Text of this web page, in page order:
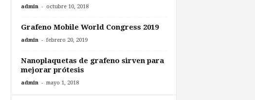
admin - octubre 10, 2018
Grafeno Mobile World Congress 2019
admin - febrero 20, 2019
Nanoplaquetas de grafeno sirven para
mejorar prótesis
admin - mayo 1, 2018